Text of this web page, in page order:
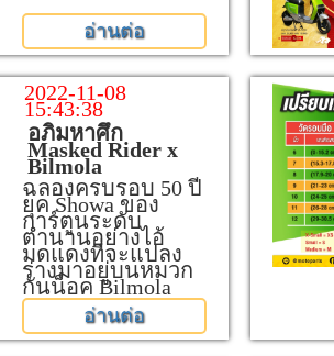
อ่านต่อ
2022-11-08
15:43:38
อภิมหาศึก
Masked Rider x
Bilmola
ฉลองครบรอบ 50 ปี
ยุค Showa ของ
การ์ตูนระดับ
ตำนานอย่างไอ้
มดแดงที่จะแปลง
ร่างมาอยู่บนหมวก
กันน็อค Bilmola
อ่านต่อ